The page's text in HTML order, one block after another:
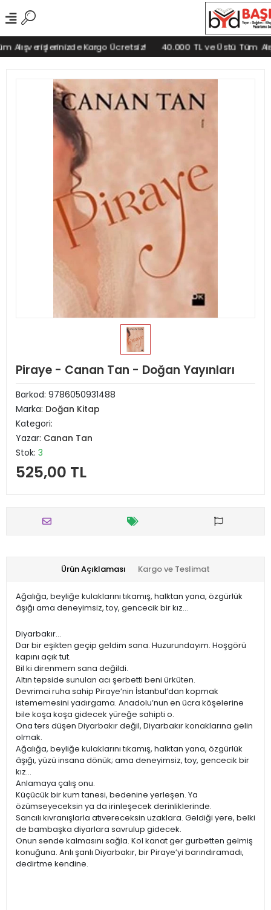
Kargo Ücretsiz! 40.000 TL ve Üstü Tüm
Piraye - Canan Tan - Doğan Yayınları
Barkod: 9786050931488
Marka: Doğan Kitap
Kategori:
Yazar: Canan Tan
Stok: 3
525,00 TL
Ürün Açıklaması Kargo ve Teslimat
Ağalığa, beyliğe kulaklarını tıkamış, halktan yana, özgürlük
âşığı ama deneyimsiz, toy, gencecik bir kız...
Diyarbakır…
Dar bir eşikten geçip geldim sana. Huzurundayım. Hoşgörü
kapını açık tut.
Bil ki direnmem sana değildi.
Altın tepside sunulan acı şerbetti beni ürküten.
Devrimci ruha sahip Piraye’nin İstanbul’dan kopmak
istememesini yadırgama. Anadolu’nun en ücra köşelerine
bile koşa koşa gidecek yüreğe sahipti o.
Ona ters düşen Diyarbakır değil, Diyarbakır konaklarına gelin
olmak.
Ağalığa, beyliğe kulaklarını tıkamış, halktan yana, özgürlük
âşığı, yüzü insana dönük; ama deneyimsiz, toy, gencecik bir
kız...
Anlamaya çalış onu.
Küçücük bir kum tanesi, bedenine yerleşen. Ya
özümseyeceksin ya da irinleşecek derinliklerinde.
Sancılı kıvranışlarla atıvereceksin uzaklara. Geldiği yere, belki
de bambaşka diyarlara savrulup gidecek.
Onun sende kalmasını sağla. Kol kanat ger gurbetten gelmiş
konuğuna. Anlı şanlı Diyarbakır, bir Piraye’yi barındıramadı,
dedirtme kendine.